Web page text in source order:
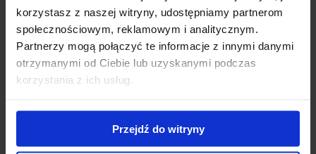
korzystasz z naszej witryny, udostępniamy partnerom
społecznościowym, reklamowym i analitycznym.
Partnerzy mogą połączyć te informacje z innymi danymi
otrzymanymi od Ciebie lub uzyskanymi podczas
korzystania z ich usług.
Przejdź do witryny